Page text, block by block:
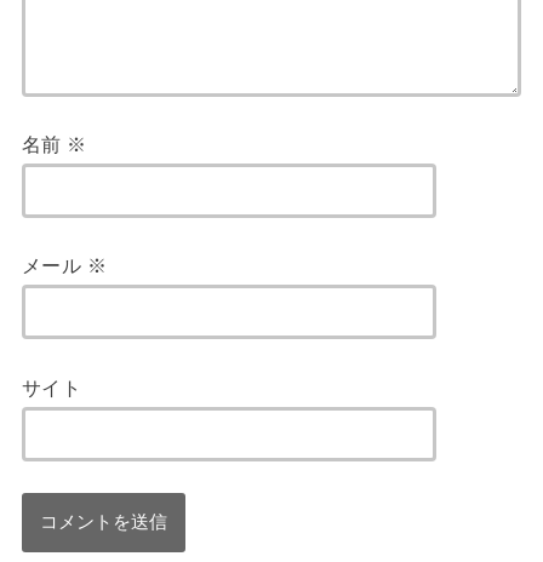
名前 ※
メール ※
サイト